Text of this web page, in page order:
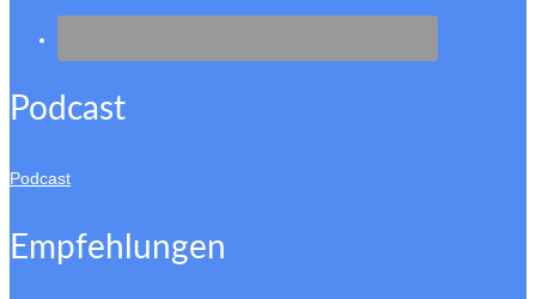
Podcast
Podcast
Empfehlungen